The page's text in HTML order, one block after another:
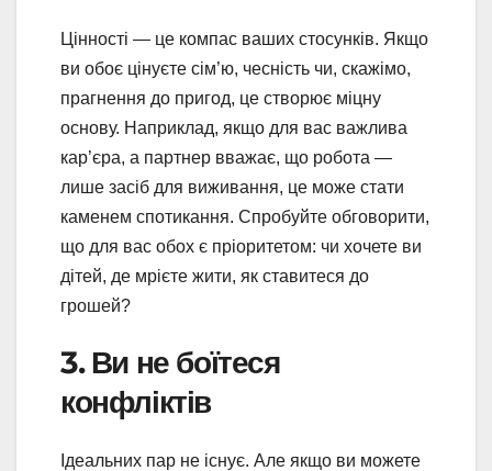
Цінності — це компас ваших стосунків. Якщо
ви обоє цінуєте сім’ю, чесність чи, скажімо,
прагнення до пригод, це створює міцну
основу. Наприклад, якщо для вас важлива
кар’єра, а партнер вважає, що робота —
лише засіб для виживання, це може стати
каменем спотикання. Спробуйте обговорити,
що для вас обох є пріоритетом: чи хочете ви
дітей, де мрієте жити, як ставитеся до
грошей?
3. Ви не боїтеся
конфліктів
Ідеальних пар не існує. Але якщо ви можете